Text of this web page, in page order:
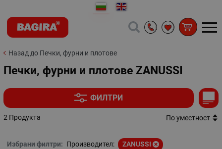
Назад до Печки, фурни и плотове
Печки, фурни и плотове ZANUSSI
ФИЛТРИ
2 Продукта По уместност
Избрани филтри: Производител: ZANUSSI